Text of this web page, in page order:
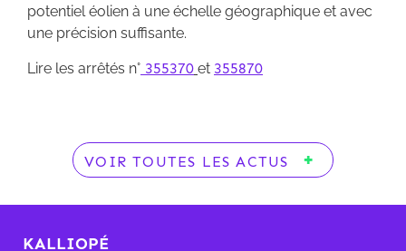
potentiel éolien à une échelle géographique et avec
une précision suffisante.
Lire les arrêtés n° 355370 et 355870
VOIR TOUTES LES ACTUS
KALLIOPÉ